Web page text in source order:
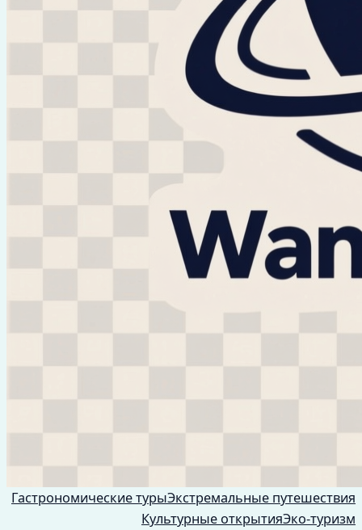
Гастрономические турыЭкстремальные путешествия
Культурные открытияЭко-туризм